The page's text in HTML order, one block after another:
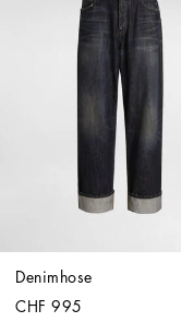
Denimhose
CHF 995